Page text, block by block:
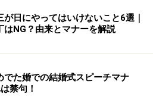
渡す手もアリ
銭的に負担ならば、それぞれ
けることは、同じデザインの祝
。違うデザインだと「仲の悪い
が日にやってはいけないこと6選｜
はNG？由来とマナーを解説
でた婚での結婚式スピーチマナ
禁句！